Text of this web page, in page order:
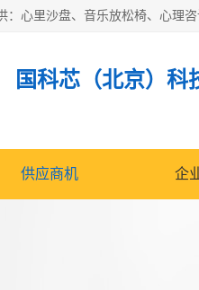
国科芯（北京）科
供应商机 企